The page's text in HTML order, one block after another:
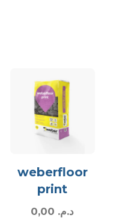
weberfloor
print
د.م.